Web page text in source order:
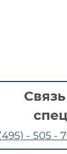
- 505 -